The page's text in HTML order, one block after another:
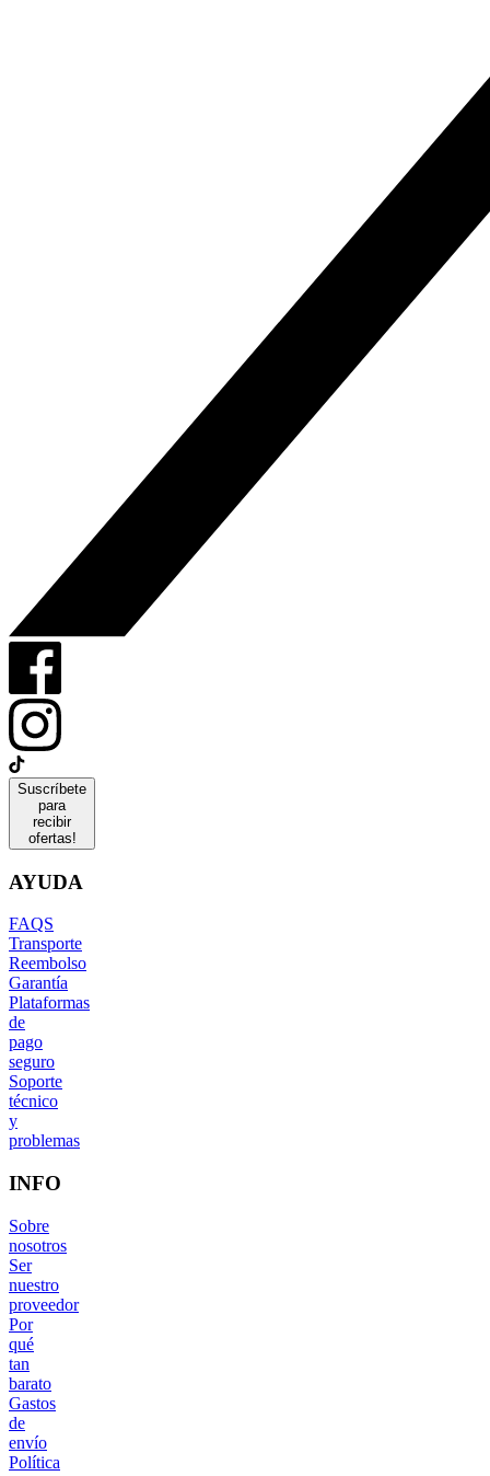
Suscríbete
para
recibir
ofertas!
AYUDA
FAQS
Transporte
Reembolso
Garantía
Plataformas
de
pago
seguro
Soporte
técnico
y
problemas
INFO
Sobre
nosotros
Ser
nuestro
proveedor
Por
qué
tan
barato
Gastos
de
envío
Política